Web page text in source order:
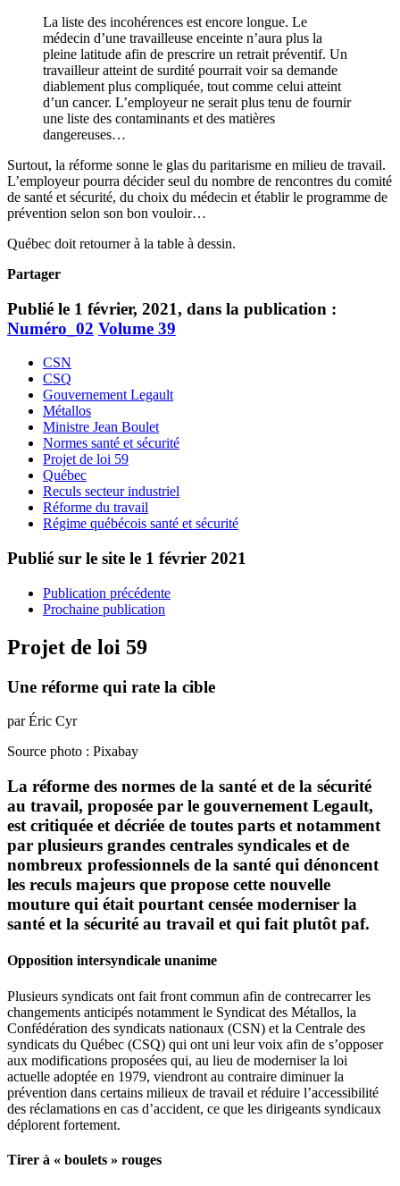
La liste des incohérences est encore longue. Le
médecin d’une travailleuse enceinte n’aura plus la
pleine latitude afin de prescrire un retrait préventif. Un
travailleur atteint de surdité pourrait voir sa demande
diablement plus compliquée, tout comme celui atteint
d’un cancer. L’employeur ne serait plus tenu de fournir
une liste des contaminants et des matières
dangereuses…
Surtout, la réforme sonne le glas du paritarisme en milieu de travail.
L’employeur pourra décider seul du nombre de rencontres du comité
de santé et sécurité, du choix du médecin et établir le programme de
prévention selon son bon vouloir…
Québec doit retourner à la table à dessin.
Partager
Publié le 1 février, 2021, dans la publication :
Numéro_02 Volume 39
CSN
CSQ
Gouvernement Legault
Métallos
Ministre Jean Boulet
Normes santé et sécurité
Projet de loi 59
Québec
Reculs secteur industriel
Réforme du travail
Régime québécois santé et sécurité
Publié sur le site le 1 février 2021
Publication précédente
Prochaine publication
Projet de loi 59
Une réforme qui rate la cible
par Éric Cyr
Source photo : Pixabay
La réforme des normes de la santé et de la sécurité
au travail, proposée par le gouvernement Legault,
est critiquée et décriée de toutes parts et notamment
par plusieurs grandes centrales syndicales et de
nombreux professionnels de la santé qui dénoncent
les reculs majeurs que propose cette nouvelle
mouture qui était pourtant censée moderniser la
santé et la sécurité au travail et qui fait plutôt paf.
Opposition intersyndicale unanime
Plusieurs syndicats ont fait front commun afin de contrecarrer les
changements anticipés notamment le Syndicat des Métallos, la
Confédération des syndicats nationaux (CSN) et la Centrale des
syndicats du Québec (CSQ) qui ont uni leur voix afin de s’opposer
aux modifications proposées qui, au lieu de moderniser la loi
actuelle adoptée en 1979, viendront au contraire diminuer la
prévention dans certains milieux de travail et réduire l’accessibilité
des réclamations en cas d’accident, ce que les dirigeants syndicaux
déplorent fortement.
Tirer à « boulets » rouges